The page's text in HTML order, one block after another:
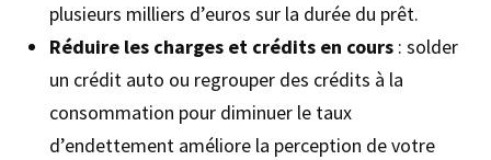
plusieurs milliers d’euros sur la durée du prêt.
Réduire les charges et crédits en cours: solder
un crédit auto ou regrouper des crédits à la
consommation pour diminuer le taux
d’endettement améliore la perception de votre